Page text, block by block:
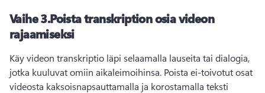
Vaihe 3.Poista transkription osia videon
rajaamiseksi
Käy videon transkriptio läpi selaamalla lauseita tai dialogia,
jotka kuuluvat omiin aikaleimoihinsa. Poista ei-toivotut osat
videosta kaksoisnapsauttamalla ja korostamalla teksti